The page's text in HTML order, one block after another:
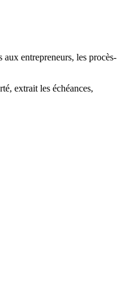
entrepreneurs, les procès-
extrait les échéances,